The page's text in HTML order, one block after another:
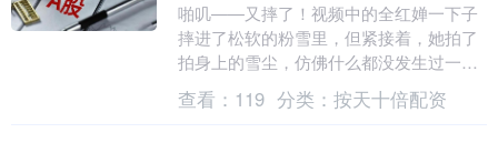
啪叽——又摔了！视频中的全红婵一下子
摔进了松软的粉雪里，但紧接着，她拍了
拍身上的雪尘，仿佛什么都没发生过一
样，继续往前滑行。11秒的视频，尽管没
有一句台词，却让....
查看： 119 分类： 按天十倍配资